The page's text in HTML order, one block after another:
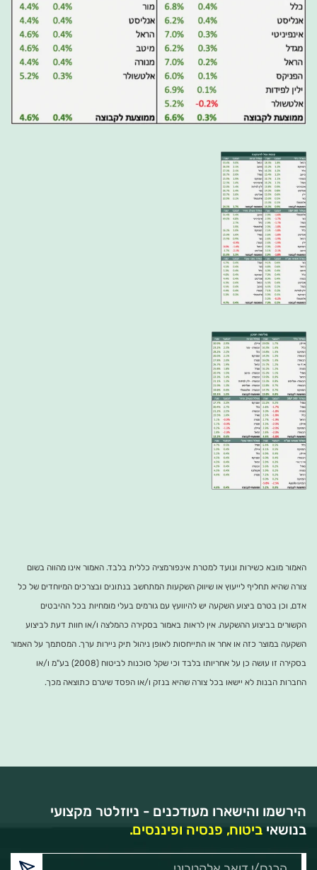
האמור מובא כשירות ונועד למטרת אינפורמציה כללית בלבד. האמור אינו מהווה בשום
צורה שהיא תחליף לייעוץ או שיווק השקעות המתחשב בנתונים ובצרכים המיוחדים של כל
אדם, וכן בטרם ביצוע השקעה יש להיוועץ עם גורמים בעלי מומחיות בכל ההיבטים
הקשורים בביצוע ההשקעה. אין לראות באמור בסקירה כהמלצה ו/או חוות דעת לביצוע
השקעה במוצר כזה או אחר או התייחסות לאופן ניהול תיק ניירות ערך. המסתמך על האמור
בסקירה זו עושה כן על אחריותו בלבד וכי שקל סוכנות לביטוח (2008) בע"מ ו/או
החברות הבנות לא יישאו בכל צורה שהיא בנזק ו/או הפסד שיגרם כתוצאה מכך.
הירשמו והישארו מעודכנים - ניוזלטר מקצועי
בנושאי ביטוח, פנסיה ופיננסים.
הכנס/י